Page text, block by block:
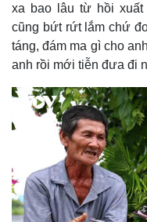
xa bao lâu từ hồi
cũng bứt rứt lắm chứ
táng, đám ma gì cho
anh rồi mới tiễn đưa đi